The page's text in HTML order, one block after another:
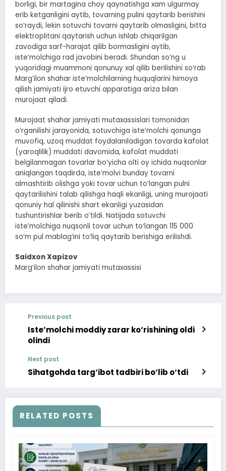
borligi, bir martagina choy qaynatishga xam ulgurmay
erib ketganligini aytib, tovarning pulini qaytarib berishini
so‘raydi, lekin sotuvchi tovarni qaytarib olmasligini, bitta
elektroplitani qaytarish uchun ishlab chiqarilgan
zavodiga sarf-harajat qilib bormasligini aytib,
iste’molchiga rad javobini beradi. Shundan so‘ng u
yuqoridagi muammoni qonunuy xal qilib berilishini so‘rab
Marg‘ilon shahar iste’molchilarning huquqlarini himoya
qilish jamiyati ijro etuvchi apparatiga ariza bilan
murojaat qiladi.
Murojaat shahar jamiyati mutaxassislari tomonidan
o‘rganilishi jarayonida, sotuvchiga iste’molchi qonunga
muvofiq, uzoq muddat foydalaniladigan tovarda kafolat
(yaroqlilik) muddati davomida, kafolat muddati
belgilanmagan tovarlar bo‘yicha olti oy ichida nuqsonlar
aniqlangan taqdirda, iste’molvi bunday tovarni
almashtirib olishga yoki tovar uchun to‘langan pulni
qaytarilishini talab qilishga haqli ekanligi, uning murojaati
qonuniy hal qilinishi shart ekanligi yuzasidan
tushuntirishlar berib o‘tildi. Natijada sotuvchi
iste’molchiga nuqsonli tovar uchun to‘langan 115 000
so‘m pul mablag‘ini to‘liq qaytarib berishiga erilishdi.
Saidxon Xapizov
Marg‘ilon shahar jamiyati mutaxassisi
Previous post
Iste’molchi moddiy zarar ko‘rishining oldi
olindi
Next post
Sihatgohda targ‘ibot tadbiri bo‘lib o‘tdi
RELATED POSTS